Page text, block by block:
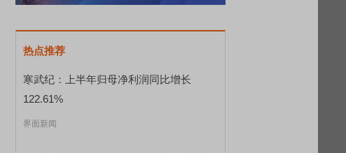
热点推荐
寒武纪：上半年归母净利润同比增长
122.61%
界面新闻